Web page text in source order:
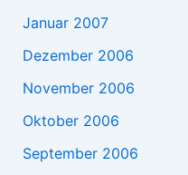
Januar 2007
Dezember 2006
November 2006
Oktober 2006
September 2006